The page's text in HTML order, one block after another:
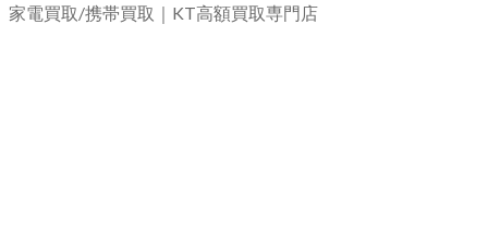
家電買取/携帯買取｜KT高額買取専門店